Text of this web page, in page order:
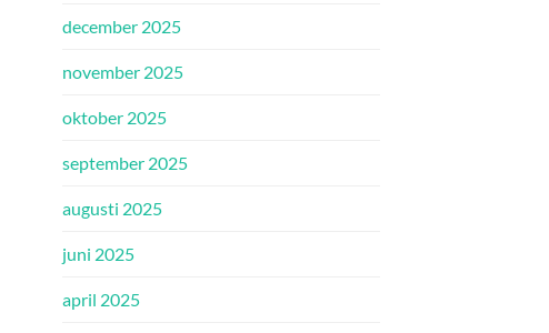
december 2025
november 2025
oktober 2025
september 2025
augusti 2025
juni 2025
april 2025